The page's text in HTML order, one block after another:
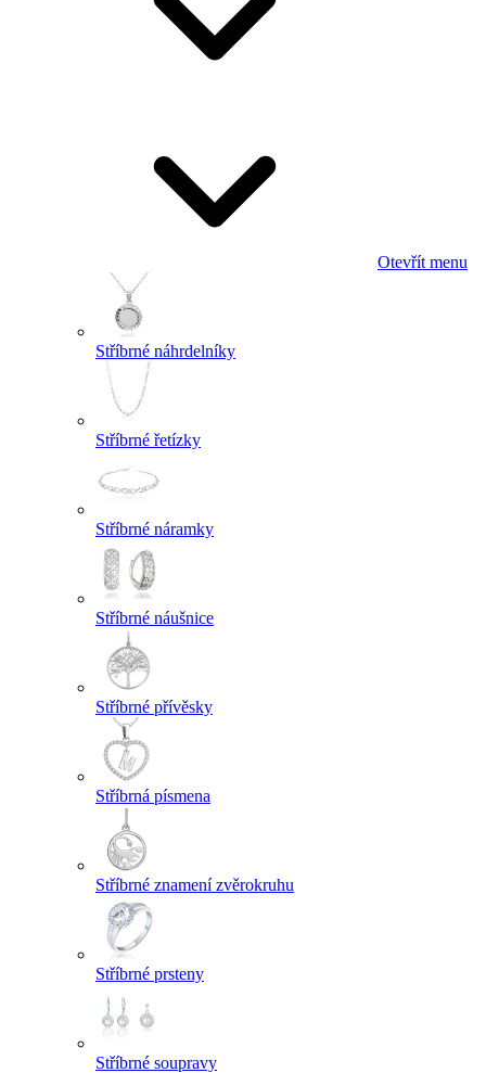
Otevřít menu
Stříbrné náhrdelníky
Stříbrné řetízky
Stříbrné náramky
Stříbrné náušnice
Stříbrné přívěsky
Stříbrná písmena
Stříbrné znamení zvěrokruhu
Stříbrné prsteny
Stříbrné soupravy